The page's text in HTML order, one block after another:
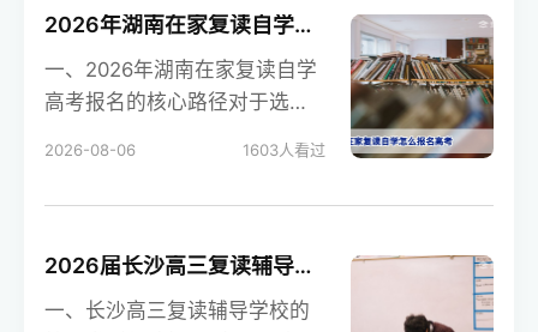
2026年湖南在家复读自学高考报名全攻略：社会考生流程与注意事项
一、2026年湖南在家复读自学
高考报名的核心路径对于选择
2026-08-06 1603人看过
2026届长沙高三复读辅导学校选择指南：精准提分与避坑全攻略
一、长沙高三复读辅导学校的